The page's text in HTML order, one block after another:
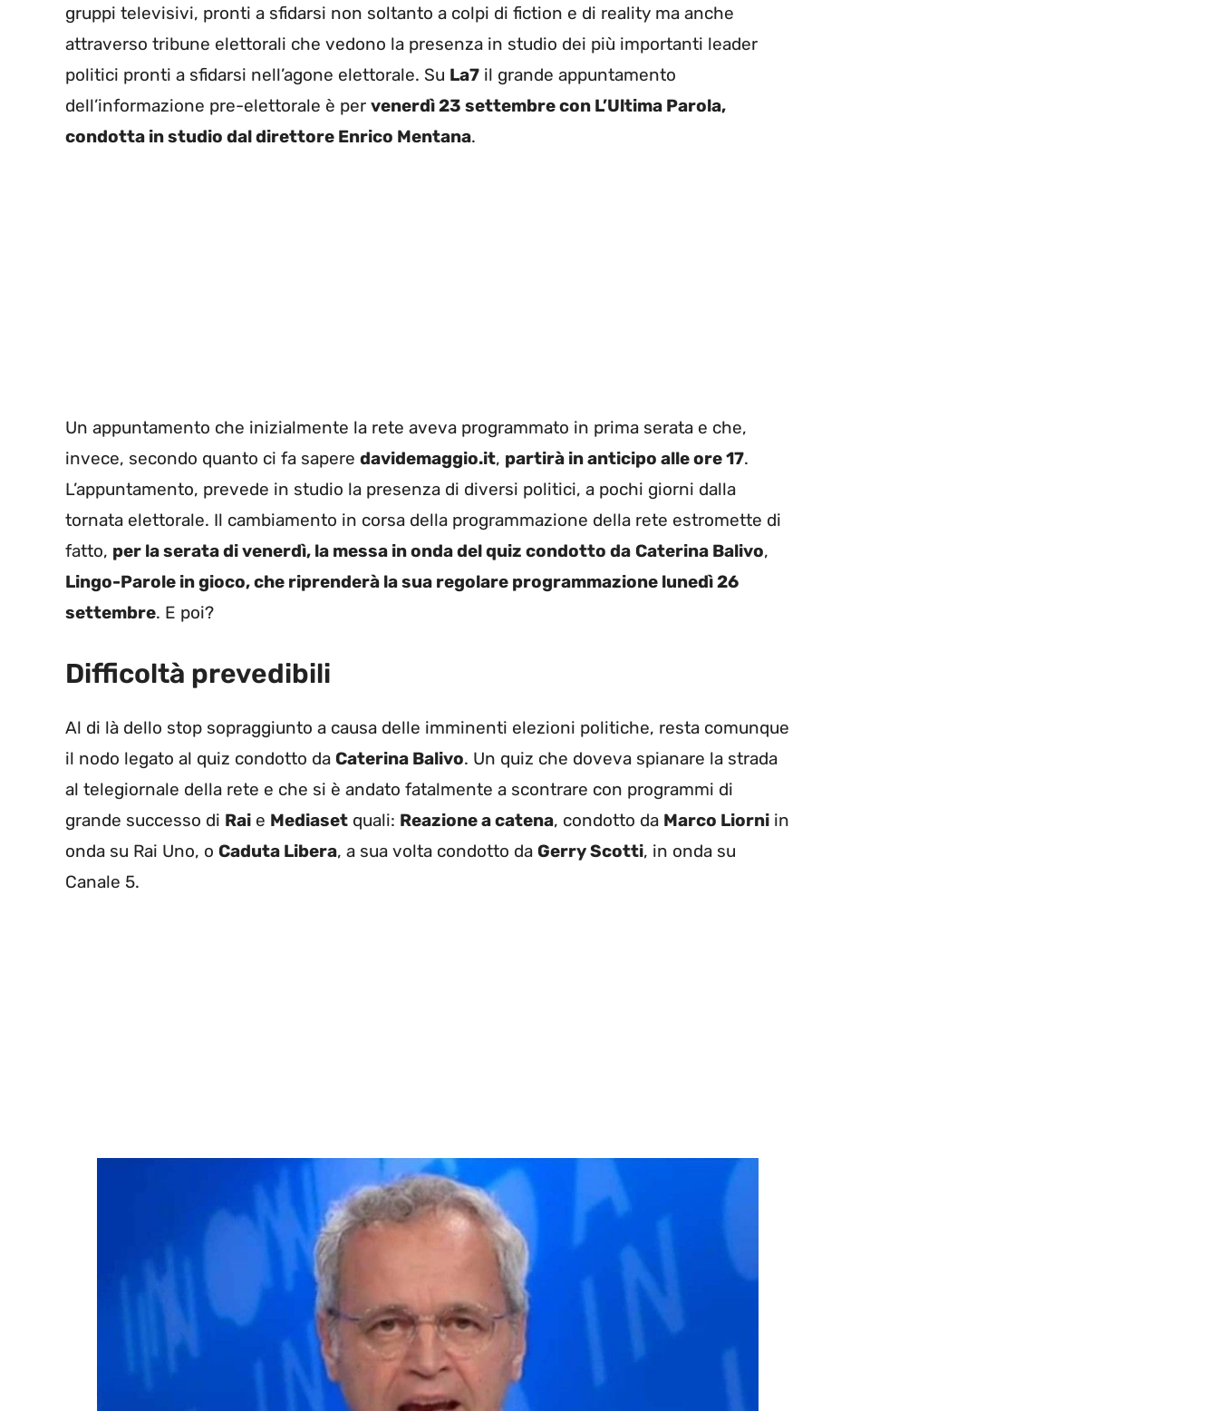
gruppi televisivi, pronti a sfidarsi non soltanto a colpi di fiction e di reality ma anche
attraverso tribune elettorali che vedono la presenza in studio dei più importanti leader
politici pronti a sfidarsi nell’agone elettorale. Su La7 il grande appuntamento
dell’informazione pre-elettorale è per venerdì 23 settembre con L’Ultima Parola,
condotta in studio dal direttore Enrico Mentana.
Un appuntamento che inizialmente la rete aveva programmato in prima serata e che,
invece, secondo quanto ci fa sapere davidemaggio.it, partirà in anticipo alle ore 17.
L’appuntamento, prevede in studio la presenza di diversi politici, a pochi giorni dalla
tornata elettorale. Il cambiamento in corsa della programmazione della rete estromette di
fatto, per la serata di venerdì, la messa in onda del quiz condotto da Caterina Balivo,
Lingo-Parole in gioco, che riprenderà la sua regolare programmazione lunedì 26
settembre. E poi?
Difficoltà prevedibili
Al di là dello stop sopraggiunto a causa delle imminenti elezioni politiche, resta comunque
il nodo legato al quiz condotto da Caterina Balivo. Un quiz che doveva spianare la strada
al telegiornale della rete e che si è andato fatalmente a scontrare con programmi di
grande successo di Rai e Mediaset quali: Reazione a catena, condotto da Marco Liorni in
onda su Rai Uno, o Caduta Libera, a sua volta condotto da Gerry Scotti, in onda su
Canale 5.